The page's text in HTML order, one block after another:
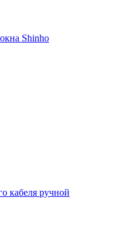
Shinho
кабеля ручной